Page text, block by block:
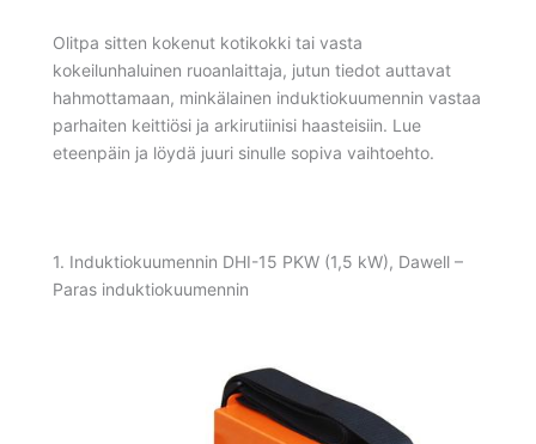
Olitpa sitten kokenut kotikokki tai vasta
kokeilunhaluinen ruoanlaittaja, jutun tiedot auttavat
hahmottamaan, minkälainen induktiokuumennin vastaa
parhaiten keittiösi ja arkirutiinisi haasteisiin. Lue
eteenpäin ja löydä juuri sinulle sopiva vaihtoehto.
1. Induktiokuumennin DHI-15 PKW (1,5 kW), Dawell –
Paras induktiokuumennin